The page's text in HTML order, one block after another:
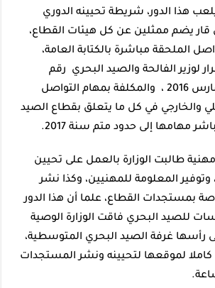
هذا الدور، شريطة تحيينه الدوري
قار يضم ممثلين عن كل هيئات القطاع،
الملحقة مباشرة بالكتابة العامة،
لوزير الفالحة والصيد البحري رقم
15.3788 بتاريخ 25 مارس 2016 ، والمكلفة بمهام التواصل
والخارجي في كل ما يتعلق بقطاع الصيد
مهامها إلى حدود متم سنة 2017.
طالبت الوزارة بالعمل على تحيين
وتوفير المعلومة للمهنيين، وكذا نشر
بمستجدات القطاع، علما أن هذا الدور
للصيد البحري فاقت الوزارة الوصية
رأسها غرفة الصيد البحري المتوسطية،
لموقعها لتحيينه ونشر المستجدات